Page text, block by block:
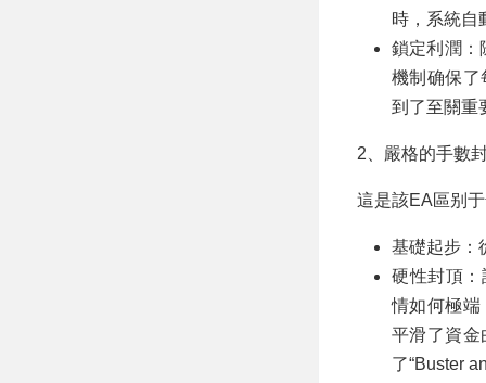
時，系統自
鎖定利潤：
機制确保了
到了至關重
2、嚴格的手數
這是該EA區别
基礎起步：
硬性封頂：
情如何極端
平滑了資金
了“Buster